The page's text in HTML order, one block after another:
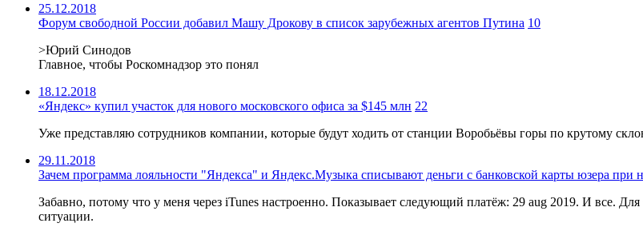
25.12.2018
Форум свободной России добавил Машу Дрокову в список зарубежных агентов Путина 10
>Юрий Синодов
Главное, чтобы Роскомнадзор это понял
18.12.2018
«Яндекс» купил участок для нового московского офиса за $145 млн 22
Уже представляю сотрудников компании, которые будут ходить от станции Воробьёвы горы по крутому
29.11.2018
Зачем программа лояльности "Яндекса" и Яндекс.Музыка списывают деньги с банковской карты юзера при
Забавно, потому что у меня через iTunes настроенно. Показывает следующий платёж: 29 aug 2019. И все.
ситуации.